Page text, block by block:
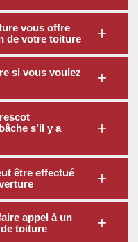
vous offre
de votre toiture
si vous voulez
s’il y a
être effectué
appel à un
toiture